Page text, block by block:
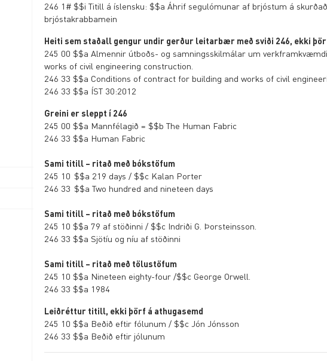
246 1# $$i Titill á íslensku: $$a Áhrif segulómunar af brjóstum á
brjóstakrabbamein
Heiti sem staðall gengur undir gerður leitarbær með sviði 246, ekki
245 00 $$a Almennir útboðs- og samningsskilmálar um
works of civil engineering construction.
246 33 $$a Conditions of contract for building and works of civil
246 33 $$a ÍST 30:2012
Greini er sleppt í 246
245 00 $$a Mannfélagið = $$b The Human Fabric
246 33 $$a Human Fabric
Sami titill – ritað með bókstöfum
245 10 $$a 219 days / $$c Kalan Porter
246 33 $$a Two hundred and nineteen days
Sami titill – ritað með bókstöfum
245 10 $$a 79 af stöðinni / $$c Indriði G. Þorsteinsson.
246 33 $$a Sjötíu og níu af stöðinni
Sami titill – ritað með tölustöfum
245 10 $$a Nineteen eighty-four /$$c George Orwell.
246 33 $$a 1984
Leiðréttur titill, ekki þörf á athugasemd
245 10 $$a Beðið eftir fólunum / $$c Jón Jónsson
246 33 $$a Beðið eftir jólunum